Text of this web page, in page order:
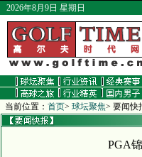
2026年8月9日 星期日
当前位置： 首页> 球坛聚焦> 要闻快
PGA